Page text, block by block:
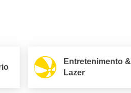
Entretenimento &
Lazer